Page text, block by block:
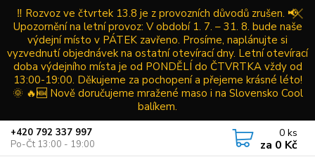
‼️ Rozvoz ve čtvrtek 13.8 je z provozních důvodů zrušen. 📢
Upozornění na letní provoz: V období 1. 7. – 31. 8. bude naše
výdejní místo v PÁTEK zavřeno. Prosíme, naplánujte si
vyzvednutí objednávek na ostatní otevírací dny. Letní otevírací
doba výdejního místa je od PONDĚLÍ do ČTVRTKA vždy od
13:00-19:00. Děkujeme za pochopení a přejeme krásné léto!
🌞 🔥🆕 Nově doručujeme mražené maso i na Slovensko Cool
balíkem.
+420 792 337 997
Po-Čt 13:00 - 19:00
0 ks
za 0 Kč